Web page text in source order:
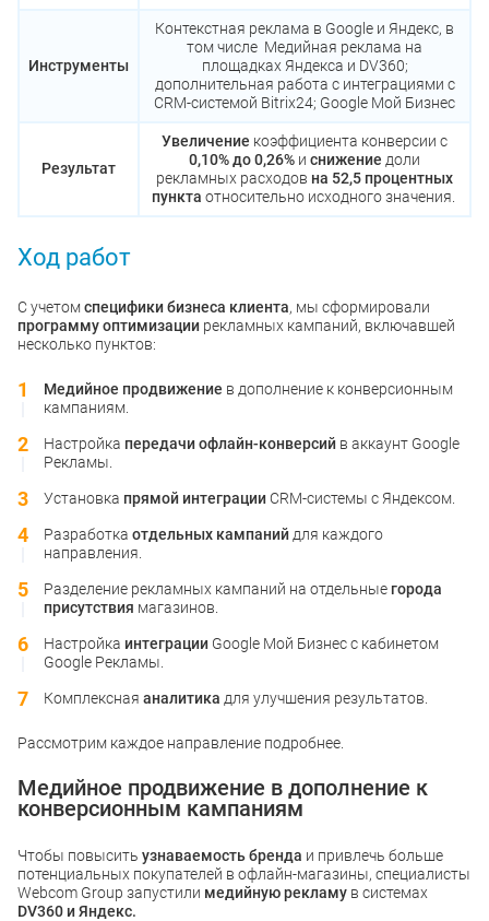
Инструменты
Контекстная реклама в Google и Яндекс, в
том числе Медийная реклама на
площадках Яндекса и DV360;
дополнительная работа с интеграциями с
CRM-системой Bitrix24; Google Мой Бизнес
Результат
Увеличение коэффициента конверсии с
0,10% до 0,26% и снижение доли
рекламных расходов на 52,5 процентных
пункта относительно исходного значения.
Ход работ
С учетом специфики бизнеса клиента, мы сформировали
программу оптимизации рекламных кампаний, включавшей
несколько пунктов:
Медийное продвижение в дополнение к конверсионным
кампаниям.
Настройка передачи офлайн-конверсий в аккаунт Google
Рекламы.
Установка прямой интеграции CRM-системы с Яндексом.
Разработка отдельных кампаний для каждого
направления.
Разделение рекламных кампаний на отдельные города
присутствия магазинов.
Настройка интеграции Google Мой Бизнес с кабинетом
Google Рекламы.
Комплексная аналитика для улучшения результатов.
Рассмотрим каждое направление подробнее.
Медийное продвижение в дополнение к
конверсионным кампаниям
Чтобы повысить узнаваемость бренда и привлечь больше
потенциальных покупателей в офлайн-магазины, специалисты
Webcom Group запустили медийную рекламу в системах
DV360 и Яндекс.